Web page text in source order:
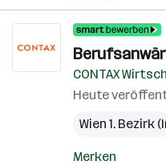
CONTAX
Heute
Wien 1. Bezirk
Merken